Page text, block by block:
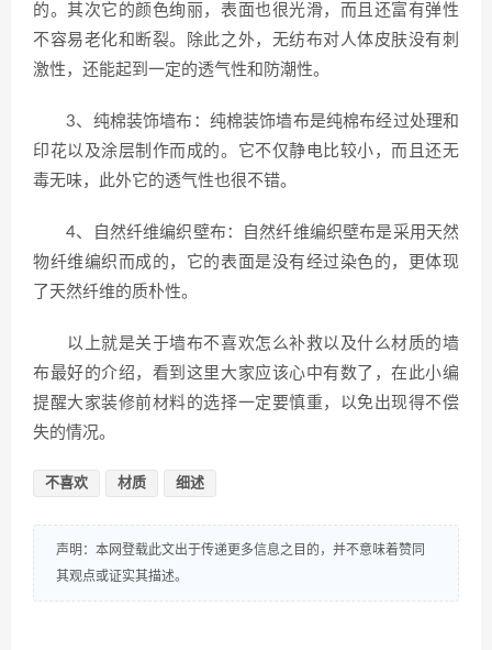
的。其次它的颜色绚丽，表面也很光滑，而且还富有弹性
不容易老化和断裂。除此之外，无纺布对人体皮肤没有刺
激性，还能起到一定的透气性和防潮性。
3、纯棉装饰墙布：纯棉装饰墙布是纯棉布经过处理和
印花以及涂层制作而成的。它不仅静电比较小，而且还无
毒无味，此外它的透气性也很不错。
4、自然纤维编织壁布：自然纤维编织壁布是采用天然
物纤维编织而成的，它的表面是没有经过染色的，更体现
了天然纤维的质朴性。
以上就是关于墙布不喜欢怎么补救以及什么材质的墙
布最好的介绍，看到这里大家应该心中有数了，在此小编
提醒大家装修前材料的选择一定要慎重，以免出现得不偿
失的情况。
不喜欢 材质 细述
声明：本网登载此文出于传递更多信息之目的，并不意味着赞同
其观点或证实其描述。